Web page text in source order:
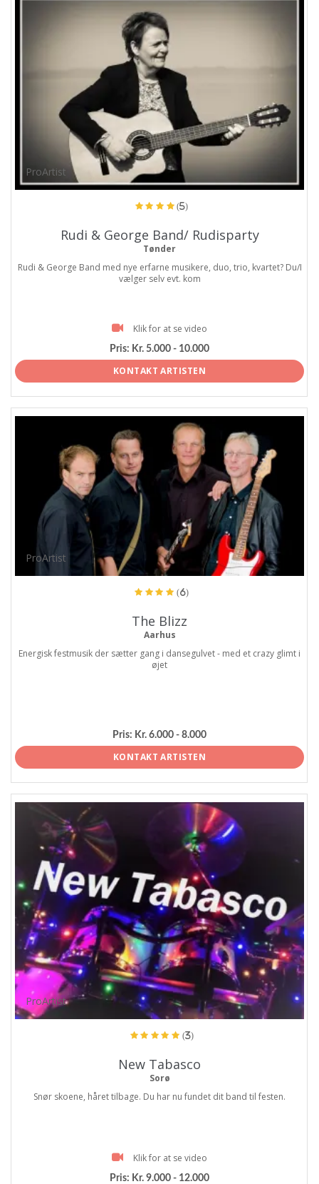
ProArtist
(5)
Rudi & George Band/ Rudisparty
Tønder
Rudi & George Band med nye erfarne musikere, duo, trio, kvartet? Du/I
vælger selv evt. kom
Klik for at se video
Pris: Kr. 5.000 - 10.000
KONTAKT ARTISTEN
ProArtist
(6)
The Blizz
Aarhus
Energisk festmusik der sætter gang i dansegulvet - med et crazy glimt i
øjet
Pris: Kr. 6.000 - 8.000
KONTAKT ARTISTEN
ProArtist
(3)
New Tabasco
Sorø
Snør skoene, håret tilbage. Du har nu fundet dit band til festen.
Klik for at se video
Pris: Kr. 9.000 - 12.000